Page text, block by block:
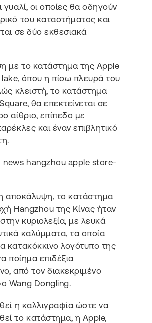
γυαλί, οι οποίες θα οδηγούν
του καταστήματος και
σε δύο εκθεσιακά
με το κατάστημα της Apple
όπου η πίσω πλευρά του
κλειστή, το κατάστημα
θα επεκτείνεται σε
αίθριο, επίπεδο με
και έναν επιβλητικό
η αποκάλυψη, το κατάστημα
Hangzhou της Κίνας ήταν
κυριολεξία, με λευκά
καλύμματα, τα οποία
κατακόκκινο λογότυπο της
ποίημα επιδέξια
από τον διακεκριμένο
Wang Dongling.
η καλλιγραφία ώστε να
το κατάστημα, η Apple,